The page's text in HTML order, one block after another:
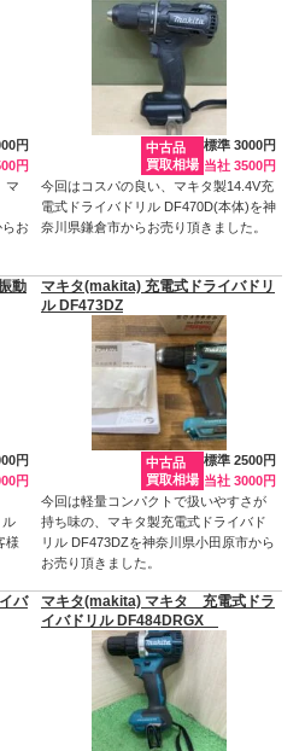
円
円
マ
お
中古品
買取相場
標準 3000円
当社 3500円
今回はコスパの良い、マキタ製14.4V充
電式ドライバドリル DF470D(本体)を神
奈川県鎌倉市からお売り頂きました。
動
円
円
ル
様
マキタ(makita) 充電式ドライバドリ
ル DF473DZ
中古品
買取相場
標準 2500円
当社 3000円
今回は軽量コンパクトで扱いやすさが
持ち味の、マキタ製充電式ドライバド
リル DF473DZを神奈川県小田原市から
お売り頂きました。
バ
マキタ(makita) マキタ 充電式ドラ
イバドリル DF484DRGX